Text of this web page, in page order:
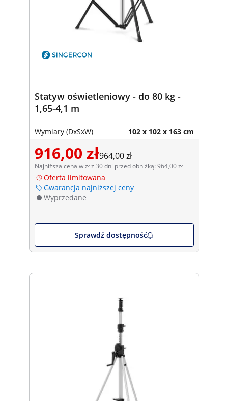
Statyw oświetleniowy - do 80 kg -
1,65-4,1 m
Wymiary (DxSxW) 102 x 102 x 163 cm
916,00 zł964,00 zł
Najniższa cena w zł z 30 dni przed obniżką: 964,00 zł
Oferta limitowana
Gwarancja najniższej ceny
Wyprzedane
Sprawdź dostępność